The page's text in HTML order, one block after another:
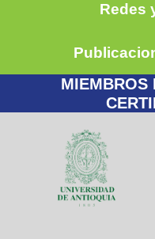
Redes
MIEMBROS